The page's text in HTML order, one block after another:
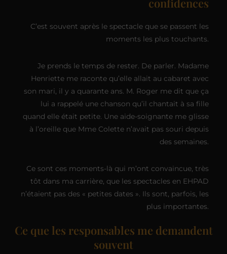
confidences
C’est souvent après le spectacle que se passent les
moments les plus touchants.
Je prends le temps de rester. De parler. Madame
Henriette me raconte qu’elle allait au cabaret avec
son mari, il y a quarante ans. M. Roger me dit que ça
lui a rappelé une chanson qu’il chantait à sa fille
quand elle était petite. Une aide-soignante me glisse
à l’oreille que Mme Colette n’avait pas souri depuis
des semaines.
Ce sont ces moments-là qui m’ont convaincue, très
tôt dans ma carrière, que les spectacles en EHPAD
n’étaient pas des « petites dates ». Ils sont, parfois, les
plus importantes.
Ce que les responsables me demandent
souvent